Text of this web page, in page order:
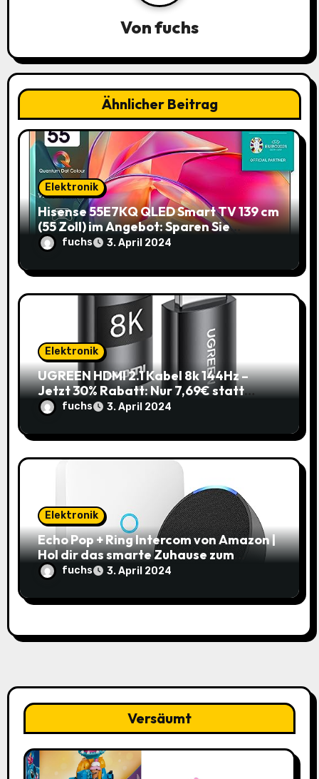
i
n
Vonfuchs
Ähnlicher Beitrag
Elektronik
Hisense 55E7KQ QLED Smart TV 139 cm
(55 Zoll) im Angebot: Sparen Sie
145,85€!
fuchs 3. April 2024
Elektronik
UGREEN HDMI 2.1 Kabel 8k 144Hz –
Jetzt 30% Rabatt: Nur 7,69€ statt
10,99€
fuchs 3. April 2024
Elektronik
Echo Pop + Ring Intercom von Amazon |
Hol dir das smarte Zuhause zum
Schnäppchenpreis!
fuchs 3. April 2024
Versäumt